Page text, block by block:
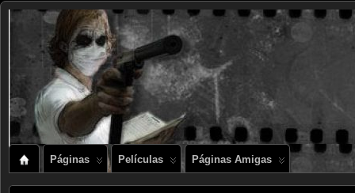
Páginas Películas Páginas Amigas